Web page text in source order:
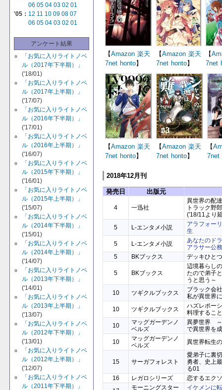
06 05 04 03 02 01
'05： 12 11 10 09 08 07
06 05 04 03 02 01
アンケート結果
「お気に入りライトノベ
ル（2017年下半期）」
('18/01)
「お気に入りライトノベ
ル（2017年上半期）」
('17/07)
「お気に入りライトノベ
ル（2016年下半期）」
('17/01)
「お気に入りライトノベ
ル（2016年上半期）」
('16/07)
「お気に入りライトノベ
ル（2015年下半期）」
('16/01)
「お気に入りライトノベ
ル（2015年上半期）」
('15/07)
「お気に入りライトノベ
ル（2014年下半期）」
('15/01)
「お気に入りライトノベ
ル（2014年上半期）」
('14/07)
「お気に入りライトノベ
ル（2013年下半期）」
('14/01)
「お気に入りライトノベ
ル（2013年上半期）」
('13/07)
「お気に入りライトノベ
ル（2012年下半期）」
('13/01)
「お気に入りライトノベ
ル（2012年上半期）」
('12/07)
「お気に入りライトノベ
ル（2011年下半期）」
【Amazon 楽天
7net honto】
【Amazon 楽天
7net honto】
【
7net
【Amazon 楽天
7net honto】
【Amazon 楽天
7net honto】
【
7net
2018年12月刊
発売日 出版元
4 一迅社
異世界の配
トラック野
('18/11より
5
L-エンタメ小説
アラフォー
生
5
L-エンタメ小説
あなたのド
アラサー公
5
BKブックス デッキひと
5 BKブックス
辺境暮らし
たので弟子
うと思う～
10
ツギクルブックス
ブラック会
私が異世界
10
ツギクルブックス
ハズレポー
料理するこ
10
マッグガーデンノ
ベルズ
異夢世界 ～
で異世界を
10
マッグガーデンノ
ベルズ
異世界転生
15 サーガフォレスト
愛弟子に裏
勇者、史上
る01
16
レガロシリーズ
恋するエク
モーニングスター イケメンに